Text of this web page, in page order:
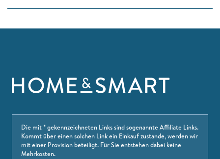
Die mit * gekennzeichneten Links sind sogenannte Affiliate Links.
Kommt über einen solchen Link ein Einkauf zustande, werden wir
mit einer Provision beteiligt. Für Sie entstehen dabei keine
Mehrkosten.